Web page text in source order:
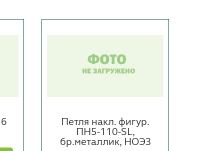
Петля накл. фигур.
ПН5-110-SL,
бр.металлик, НОЭЗ